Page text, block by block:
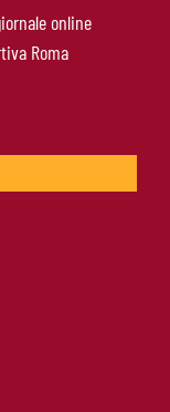
il passaporto può
online
Roma